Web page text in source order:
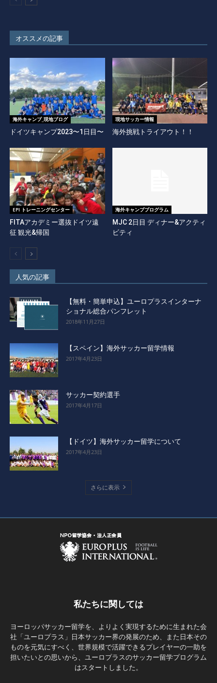
オススメの記事
海外キャンプ_現地ブログ
ドイツキャンプ2023〜1日目〜
現地サッカー情報
海外挑戦トライアウト！！
EPI トレーニングセンター
FITAアカデミー選抜ドイツ遠
征 観光&帰国
海外キャンププログラム
MJC 2日目 ディナー&アクティ
ビティ
人気の記事
【無料・簡単申込】ユーロプラスインターナ
ショナル総合パンフレット
2018年11月27日
【スペイン】海外サッカー留学情報
2017年4月23日
サッカー契約選手
2017年4月17日
【ドイツ】海外サッカー留学について
2017年4月23日
さらに表示
私たちに関しては
ヨーロッパサッカー留学を、よりよく実現するために生まれた会
社「ユーロプラス」日本サッカー界の発展のため、また日本その
ものを元気にすべく、世界規模で活躍できるプレイヤーの一助を
担いたいとの思いから、ユーロプラスのサッカー留学プログラム
はスタートしました。